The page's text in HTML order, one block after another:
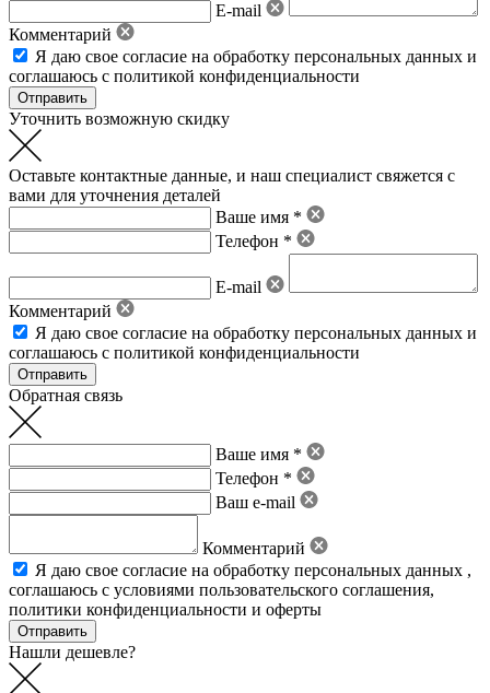
E-mail
Комментарий
Я даю свое согласие на обработку персональных данных и
соглашаюсь с политикой конфиденциальности
Уточнить возможную скидку
Оставьте контактные данные, и наш специалист свяжется с
вами для уточнения деталей
Ваше имя *
Телефон *
E-mail
Комментарий
Я даю свое согласие на обработку персональных данных и
соглашаюсь с политикой конфиденциальности
Обратная связь
Ваше имя *
Телефон *
Ваш e-mail
Комментарий
Я даю свое согласие на обработку персональных данных ,
соглашаюсь с условиями пользовательского соглашения,
политики конфиденциальности и оферты
Нашли дешевле?